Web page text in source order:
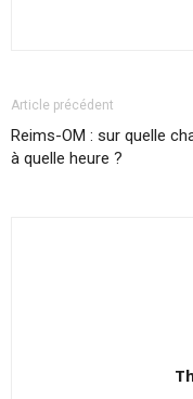
Article précédent
Reims-OM : sur quelle
à quelle heure ?